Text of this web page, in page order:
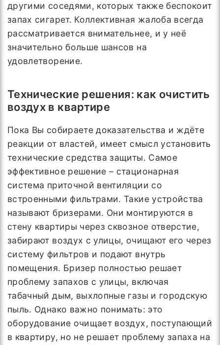
другими соседями, которых также беспокоит
запах сигарет. Коллективная жалоба всегда
рассматривается внимательнее, и у неё
значительно больше шансов на
удовлетворение.
Технические решения: как очистить
воздух в квартире
Пока Вы собираете доказательства и ждёте
реакции от властей, имеет смысл установить
технические средства защиты. Самое
эффективное решение – стационарная
система приточной вентиляции со
встроенными фильтрами. Такие устройства
называют бризерами. Они монтируются в
стену квартиры через сквозное отверстие,
забирают воздух с улицы, очищают его через
систему фильтров и подают внутрь
помещения. Бризер полностью решает
проблему запахов с улицы, включая
табачный дым, выхлопные газы и городскую
пыль. Однако важно понимать: это
оборудование очищает воздух, поступающий
в квартиру, но не решает проблему запаха на